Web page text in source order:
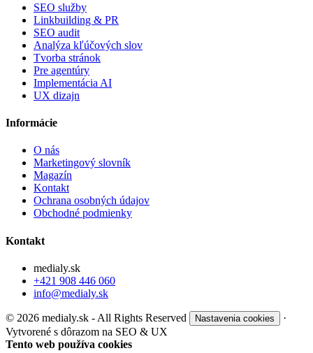
SEO služby
Linkbuilding & PR
SEO audit
Analýza kľúčových slov
Tvorba stránok
Pre agentúry
Implementácia AI
UX dizajn
Informácie
O nás
Marketingový slovník
Magazín
Kontakt
Ochrana osobných údajov
Obchodné podmienky
Kontakt
medialy.sk
+421 908 446 060
info@medialy.sk
© 2026 medialy.sk - All Rights Reserved Nastavenia cookies
·
Vytvorené s dôrazom na SEO & UX
Tento web používa cookies